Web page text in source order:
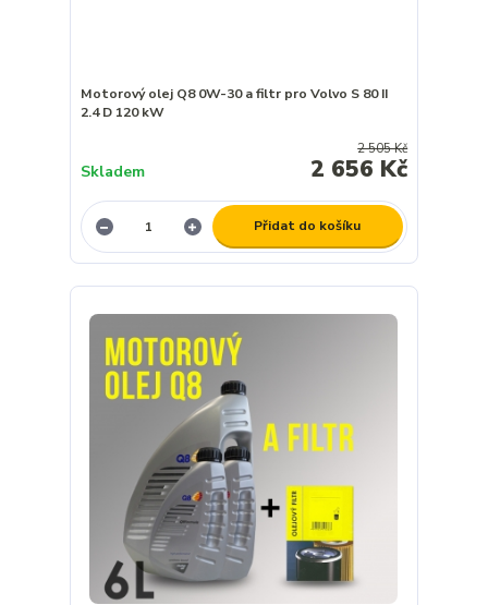
Motorový olej Q8 0W-30 a filtr pro Volvo S 80 II
2.4 D 120 kW
2 505 Kč
2 656 Kč
Skladem
Přidat do košíku